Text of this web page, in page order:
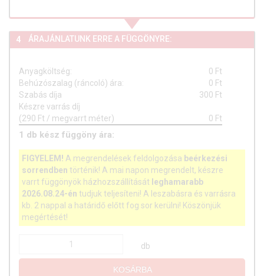
4 ÁRAJÁNLATUNK ERRE A FÜGGÖNYRE:
Anyagköltség: 0 Ft
Behúzószalag (ráncoló) ára:
0 Ft
Szabás díja
300 Ft
Készre varrás díj
(290 Ft / megvarrt méter)
0 Ft
1 db kész függöny ára:
FIGYELEM! A megrendelések feldolgozása beérkezési
sorrendben történik! A mai napon megrendelt, készre
varrt függönyök házhozszállítását leghamarabb
2026.08.24-én tudjuk teljesíteni! A leszabásra és varrásra
kb. 2 nappal a határidő előtt fog sor kerülni! Köszönjük
megértését!
db
KOSÁRBA